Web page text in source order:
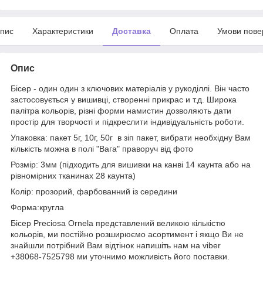
Характеристики Доставка Оплата Умови
Опис
Бісер - один один з ключових матеріалів у рукоділлі. Він часто
застосовується у вишивці, створенні прикрас и т.д. Широка
палітра кольорів, різні форми намистин дозволяють дати
простір для творчості и підкреслити індивідуальність роботи.
Упаковка: пакет 5г, 10г, 50г в зіп пакет, вибрати необхідну Вам
кількість можна в полі "Вага" праворуч від фото
Розмір: 3мм (підходить для вишивки на канві 14 каунта або на
рівномірних тканинах 28 каунта)
Колір: прозорий, фарбованний із середини
Форма:кругла
Бісер Preciosa Ornela представлений великою кількістю
кольорів, ми постійно розширюємо асортимент і якщо Ви не
знайшли потрібний Вам відтінок напишіть нам на viber
+38068-7525798 ми уточнимо можливість його поставки.